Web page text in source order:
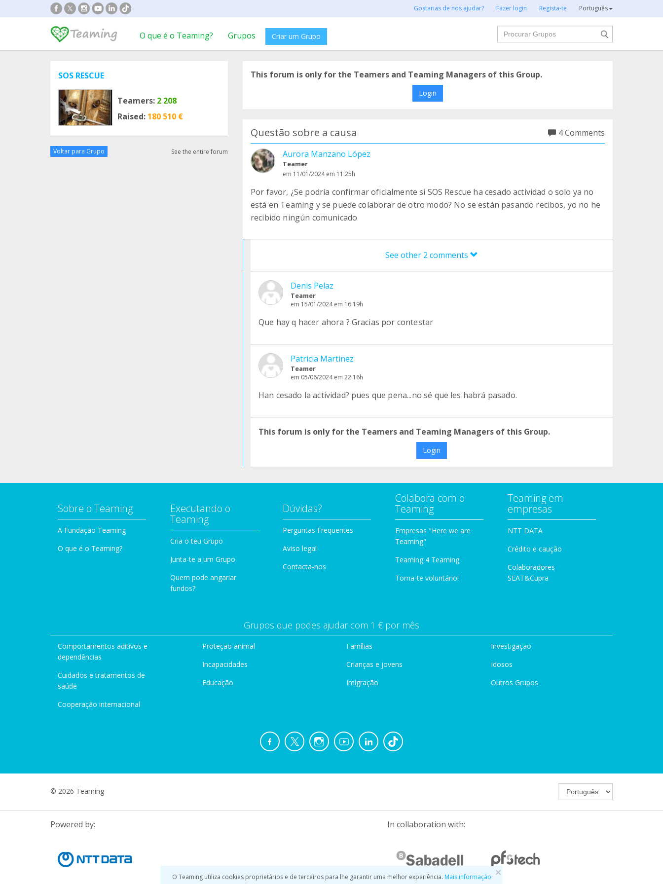
×
O Teaming utiliza cookies proprietários e de terceiros para lhe garantir uma melhor experiência. Mais informação
Gostarias de nos ajudar? Fazer login Regista-te Português
O que é o Teaming? Grupos Criar um Grupo
Procurar
SOS RESCUE
Teamers: 2 208
Raised: 180 510 €
Voltar para Grupo See the entire forum
This forum is only for the Teamers and Teaming Managers of this Group.
Login
Questão sobre a causa
4 Comments
Aurora Manzano López
Teamer
em 11/01/2024 em 11:25h
Por favor, ¿Se podría confirmar oficialmente si SOS Rescue ha cesado actividad o solo ya no
está en Teaming y se puede colaborar de otro modo? No se están pasando recibos, yo no he
recibido ningún comunicado
See other 2 comments
Denis Pelaz
Teamer
em 15/01/2024 em 16:19h
Que hay q hacer ahora ? Gracias por contestar
Patricia Martinez
Teamer
em 05/06/2024 em 22:16h
Han cesado la actividad? pues que pena...no sé que les habrá pasado.
This forum is only for the Teamers and Teaming Managers of this Group.
Login
Sobre o Teaming
A Fundação Teaming
O que é o Teaming?
Executando o
Teaming
Cria o teu Grupo
Junta-te a um Grupo
Quem pode angariar
fundos?
Dúvidas?
Perguntas Frequentes
Aviso legal
Contacta-nos
Colabora com o
Teaming
Empresas "Here we are
Teaming"
Teaming 4 Teaming
Torna-te voluntário!
Teaming em
empresas
NTT DATA
Crédito e caução
Colaboradores
SEAT&Cupra
Grupos que podes ajudar com 1 € por mês
Comportamentos aditivos e
dependências
Cuidados e tratamentos de
saúde
Cooperação internacional
Proteção animal
Incapacidades
Educação
Famílias
Crianças e jovens
Imigração
Investigação
Idosos
Outros Grupos
© 2026 Teaming
Powered by: In collaboration with: